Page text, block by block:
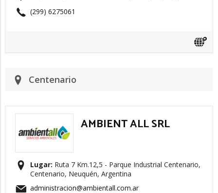
(299) 6275061
Centenario
AMBIENT ALL SRL
Lugar: Ruta 7 Km.12,5 - Parque Industrial Centenario,
Centenario, Neuquén, Argentina
administracion@ambientall.com.ar